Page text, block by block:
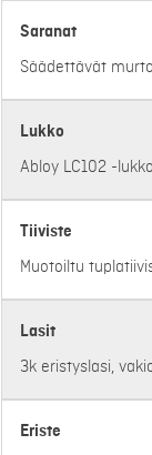
Saranat
Säädettävät
Lukko
Abloy LC102 -
Tiiviste
Muotoiltu
Lasit
3k eristyslasi,
Eriste